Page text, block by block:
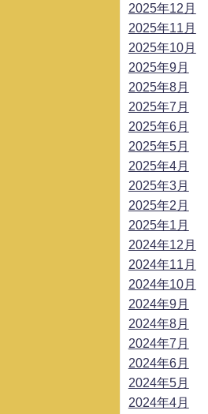
2025年12月
2025年11月
2025年10月
2025年9月
2025年8月
2025年7月
2025年6月
2025年5月
2025年4月
2025年3月
2025年2月
2025年1月
2024年12月
2024年11月
2024年10月
2024年9月
2024年8月
2024年7月
2024年6月
2024年5月
2024年4月